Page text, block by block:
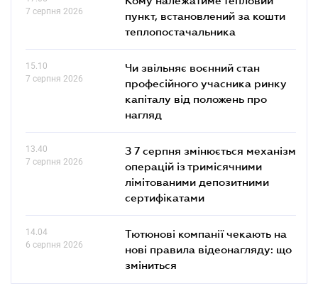
7 серпня 2026
пункт, встановлений за кошти
теплопостачальника
15.10
7 серпня 2026
Чи звільняє воєнний стан
професійного учасника ринку
капіталу від положень про
нагляд
13.40
7 серпня 2026
З 7 серпня змінюється механізм
операцій із тримісячними
лімітованими депозитними
сертифікатами
14.04
6 серпня 2026
Тютюнові компанії чекають на
нові правила відеонагляду: що
зміниться